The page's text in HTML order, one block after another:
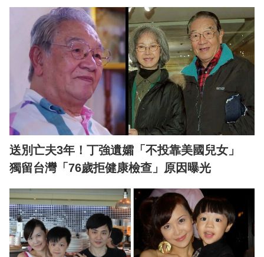
送別亡夫3年！丁強遺孀「不投靠美國兒女」
獨留台灣「76歲拒健康檢查」原因曝光